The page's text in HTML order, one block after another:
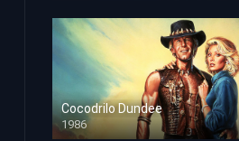
Cocodrilo Dundee
1986
HD 1080p